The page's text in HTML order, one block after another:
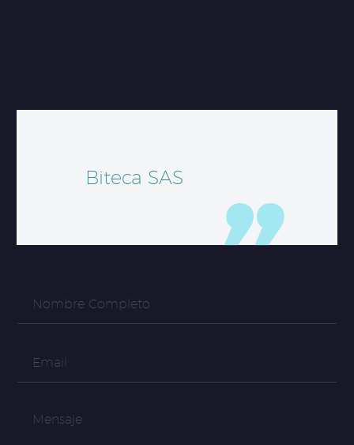
Biteca SAS